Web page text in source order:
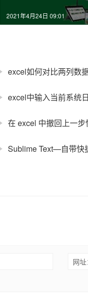
2021年4月24日 09:01
excel如何对比两列数
在 excel 中撤回上一
Sublime Text—自带快
网址